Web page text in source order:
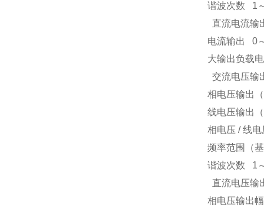
谐波次数 1
直流电流输
电流输出 0
大输出负载
交流电压输
相电压输出
线电压输出
相电压 /线电
频率范围（
谐波次数 1
直流电压输
相电压输出